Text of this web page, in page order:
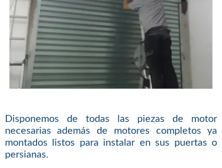
Disponemos de todas las piezas de motor
necesarias además de motores completos ya
montados listos para instalar en sus puertas o
persianas.